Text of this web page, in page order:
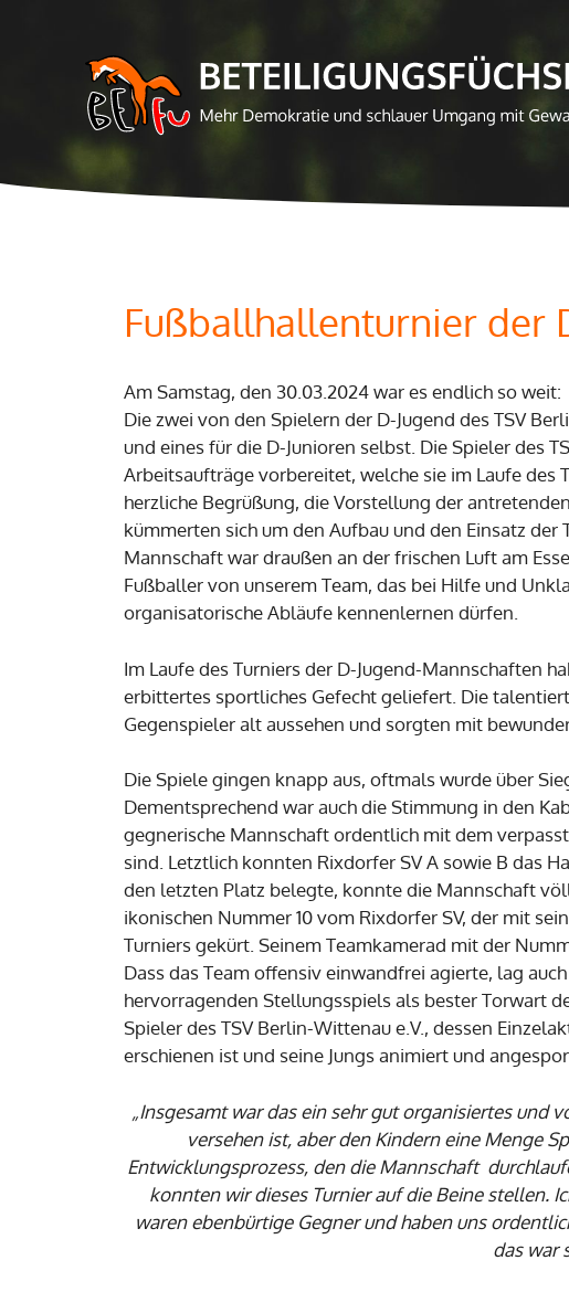
Fußballhallenturnier der
Am Samstag, den 30.03.2024 war es endlich so weit:
Die zwei von den Spielern der D-Jugend des TSV
und eines für die D-Junioren selbst. Die Spieler des
Arbeitsaufträge vorbereitet, welche sie im Laufe
herzliche Begrüßung, die Vorstellung der
kümmerten sich um den Aufbau und den Einsatz
Mannschaft war draußen an der frischen Luft am
Fußballer von unserem Team, das bei Hilfe und
organisatorische Abläufe kennenlernen dürfen.
Im Laufe des Turniers der D-Jugend-Mannschaften
erbittertes sportliches Gefecht geliefert. Die
Gegenspieler alt aussehen und sorgten mit
Die Spiele gingen knapp aus, oftmals wurde über
Dementsprechend war auch die Stimmung in den
gegnerische Mannschaft ordentlich mit dem
sind. Letztlich konnten Rixdorfer SV A sowie B das
den letzten Platz belegte, konnte die Mannschaft
ikonischen Nummer 10 vom Rixdorfer SV, der mit
Turniers gekürt. Seinem Teamkamerad mit der
Dass das Team offensiv einwandfrei agierte, lag
hervorragenden Stellungsspiels als bester Torwart
Spieler des TSV Berlin-Wittenau e.V., dessen
erschienen ist und seine Jungs animiert und
„Insgesamt war das ein sehr gut organisiertes
versehen ist, aber den Kindern eine Menge
Entwicklungsprozess, den die Mannschaft
konnten wir dieses Turnier auf die Beine stellen.
waren ebenbürtige Gegner und haben uns
das war